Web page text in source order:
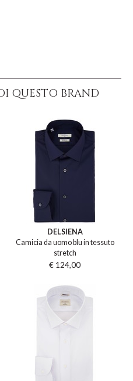
QUESTO BRAND
DELSIENA
Camicia da uomo blu in tessuto
stretch
€ 124,00